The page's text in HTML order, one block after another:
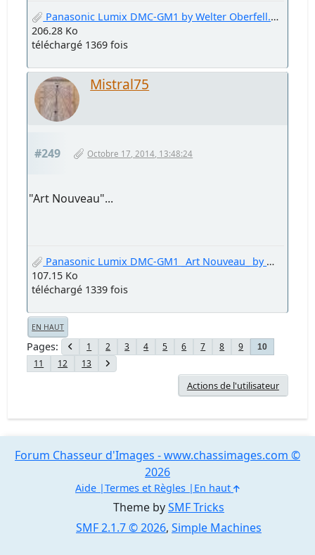
Panasonic Lumix DMC-GM1 by Welter Oberfell.jpg
206.28 Ko
téléchargé 1369 fois
Mistral75
#249 Octobre 17, 2014, 13:48:24
"Art Nouveau"...
Panasonic Lumix DMC-GM1 _Art Nouveau_ by Welter Oberfell.jpg
107.15 Ko
téléchargé 1339 fois
EN HAUT
Pages 1 2 3 4 5 6 7 8 9 10
11 12 13
Actions de l'utilisateur
Theme bySMF Tricks
SMF 2.1.7 © 2026, Simple Machines
Forum Chasseur d'Images - www.chassimages.com ©
2026
Aide Termes et Règles En haut